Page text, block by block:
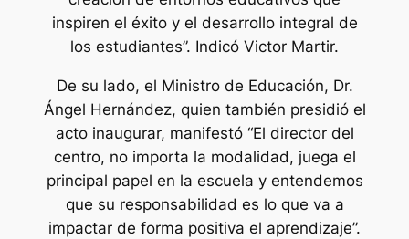
inspiren el éxito y el desarrollo integral de
los estudiantes”. Indicó Victor Martir.
De su lado, el Ministro de Educación, Dr.
Ángel Hernández, quien también presidió el
acto inaugurar, manifestó “El director del
centro, no importa la modalidad, juega el
principal papel en la escuela y entendemos
que su responsabilidad es lo que va a
impactar de forma positiva el aprendizaje”.